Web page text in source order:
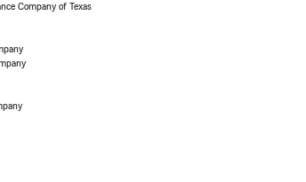
Company of Texas